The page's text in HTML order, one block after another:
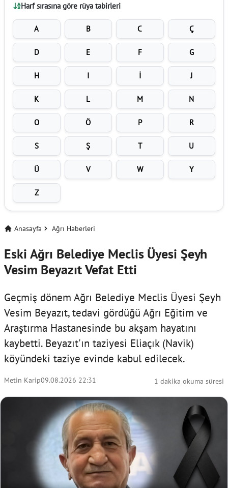
Harf sırasına göre rüya tabirleri
A B C Ç
D E F G
H I İ J
K L M N
O Ö P R
S Ş T U
Ü V W Y
Z
Anasayfa Ağrı Haberleri
Eski Ağrı Belediye Meclis Üyesi Şeyh
Vesim Beyazıt Vefat Etti
Geçmiş dönem Ağrı Belediye Meclis Üyesi Şeyh
Vesim Beyazıt, tedavi gördüğü Ağrı Eğitim ve
Araştırma Hastanesinde bu akşam hayatını
kaybetti. Beyazıt'ın taziyesi Eliaçık (Navik)
köyündeki taziye evinde kabul edilecek.
Metin Karip09.08.2026 22:31 1 dakika okuma süresi